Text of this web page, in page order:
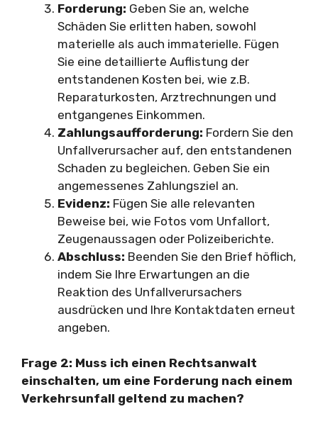
Forderung: Geben Sie an, welche
Schäden Sie erlitten haben, sowohl
materielle als auch immaterielle. Fügen
Sie eine detaillierte Auflistung der
entstandenen Kosten bei, wie z.B.
Reparaturkosten, Arztrechnungen und
entgangenes Einkommen.
Zahlungsaufforderung: Fordern Sie den
Unfallverursacher auf, den entstandenen
Schaden zu begleichen. Geben Sie ein
angemessenes Zahlungsziel an.
Evidenz: Fügen Sie alle relevanten
Beweise bei, wie Fotos vom Unfallort,
Zeugenaussagen oder Polizeiberichte.
Abschluss: Beenden Sie den Brief höflich,
indem Sie Ihre Erwartungen an die
Reaktion des Unfallverursachers
ausdrücken und Ihre Kontaktdaten erneut
angeben.
Frage 2: Muss ich einen Rechtsanwalt
einschalten, um eine Forderung nach einem
Verkehrsunfall geltend zu machen?